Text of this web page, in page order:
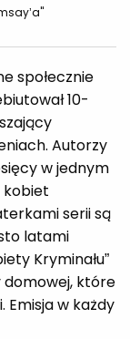
społecznie
10-
Autorzy
w jednym
kobiet
serii są
latami
Kryminału”
które
Emisja w każdy